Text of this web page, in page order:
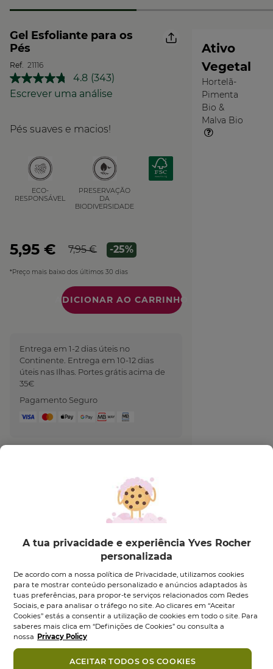
Gel Esfoliante para os
Pés
Ref. 21116
4.8 Leu
343
a
(343)
Escrever uma análise
Pés suaves e macios!
ECO-
RESPONSÁVEL
PRESERVAÇÃO
DA
BIODIVERSIDADE
5,95 € 7,95 € -25%
*Preço mais baixo dos últimos 30 dias
Quantidade
Entrega em 1-2 dias úteis no
Continente. Entrega em 10-12 dias
úteis nas Ilhas. Portes grátis acima de
35€
Pagamento Seguro
Ativo
Vegetal
O
Vegetal
Hortelã-
Pimenta
Bio &
Malva Bio
Gel Esfoliante para o Pés, enriquecido com
Hortelã-Pimenta e Malva Bio, alisa e reduz as
suave e macio. Adeus impurezas e peles mortas!
Após a esfoliação, os pés ficam mais suaves e
prontos para receber o seu cuidado nutritivo.
Conselhos de Utilização
Utilizar 2 a 3 vezes por semana nos pés
humedecidos. Massajar e enxaguar
abundantemente. Não aplicar no rosto e nem na
A tua privacidade e experiência Yves Rocher
personalizada
De acordo com a nossa política de Privacidade, utilizamos cookies
para te mostrar conteúdo personalizado e anúncios adaptados às
tuas preferências, para propor-te serviços relacionados com Redes
Sociais, e para analisar o tráfego no site. Ao clicares em “Aceitar
Cookies” estás a consentir a utilização de cookies em todo o site. Para
saberes mais clica em “Definições de Cookies” ou consulta a
nossa Privacy Policy
ACEITAR TODOS OS COOKIES